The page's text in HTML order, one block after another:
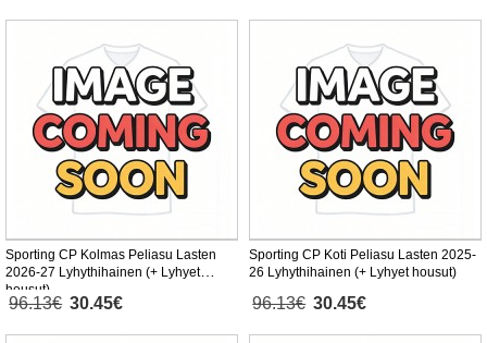
Sporting CP Kolmas Peliasu Lasten
2026-27 Lyhythihainen (+ Lyhyet
housut)
96.13€ 30.45€
Sporting CP Koti Peliasu Lasten 2025-
26 Lyhythihainen (+ Lyhyet housut)
96.13€ 30.45€